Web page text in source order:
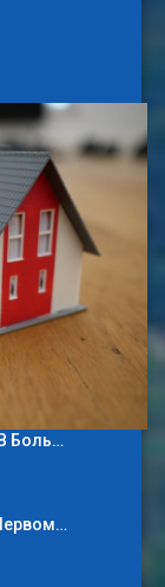
Боль…